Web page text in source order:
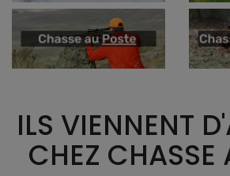
ILS VIENNENT
CHEZ CHASSE